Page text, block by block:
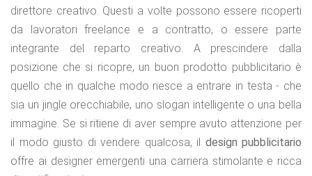
direttore creativo. Questi a volte possono essere ricoperti
da lavoratori freelance e a contratto, o essere parte
integrante del reparto creativo. A prescindere dalla
posizione che si ricopre, un buon prodotto pubblicitario è
quello che in qualche modo riesce a entrare in testa - che
sia un jingle orecchiabile, uno slogan intelligente o una bella
immagine. Se si ritiene di aver sempre avuto attenzione per
il modo giusto di vendere qualcosa, il design pubblicitario
offre ai designer emergenti una carriera stimolante e ricca